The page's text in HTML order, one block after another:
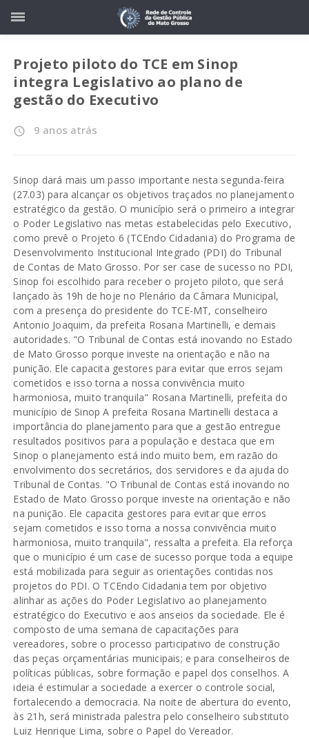
Projeto piloto do TCE em Sinop
integra Legislativo ao plano de
gestão do Executivo
access_time 9 anos atrás
Sinop dará mais um passo importante nesta segunda-feira
(27.03) para alcançar os objetivos traçados no planejamento
estratégico da gestão. O município será o primeiro a integrar
o Poder Legislativo nas metas estabelecidas pelo Executivo,
como prevê o Projeto 6 (TCEndo Cidadania) do Programa de
Desenvolvimento Institucional Integrado (PDI) do Tribunal
de Contas de Mato Grosso. Por ser case de sucesso no PDI,
Sinop foi escolhido para receber o projeto piloto, que será
lançado às 19h de hoje no Plenário da Câmara Municipal,
com a presença do presidente do TCE-MT, conselheiro
Antonio Joaquim, da prefeita Rosana Martinelli, e demais
autoridades. "O Tribunal de Contas está inovando no Estado
de Mato Grosso porque investe na orientação e não na
punição. Ele capacita gestores para evitar que erros sejam
cometidos e isso torna a nossa convivência muito
harmoniosa, muito tranquila" Rosana Martinelli, prefeita do
município de Sinop A prefeita Rosana Martinelli destaca a
importância do planejamento para que a gestão entregue
resultados positivos para a população e destaca que em
Sinop o planejamento está indo muito bem, em razão do
envolvimento dos secretários, dos servidores e da ajuda do
Tribunal de Contas. "O Tribunal de Contas está inovando no
Estado de Mato Grosso porque investe na orientação e não
na punição. Ele capacita gestores para evitar que erros
sejam cometidos e isso torna a nossa convivência muito
harmoniosa, muito tranquila", ressalta a prefeita. Ela reforça
que o município é um case de sucesso porque toda a equipe
está mobilizada para seguir as orientações contidas nos
projetos do PDI. O TCEndo Cidadania tem por objetivo
alinhar as ações do Poder Legislativo ao planejamento
estratégico do Executivo e aos anseios da sociedade. Ele é
composto de uma semana de capacitações para
vereadores, sobre o processo participativo de construção
das peças orçamentárias municipais; e para conselheiros de
políticas públicas, sobre formação e papel dos conselhos. A
ideia é estimular a sociedade a exercer o controle social,
fortalecendo a democracia. Na noite de abertura do evento,
às 21h, será ministrada palestra pelo conselheiro substituto
Luiz Henrique Lima, sobre o Papel do Vereador.